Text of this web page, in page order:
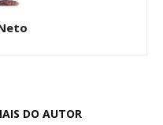
DO AUTOR